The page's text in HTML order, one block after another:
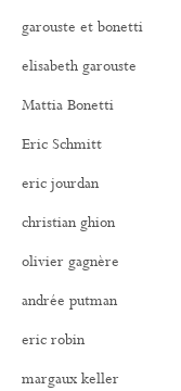
garouste et bonetti
elisabeth garouste
Mattia Bonetti
Eric Schmitt
eric jourdan
christian ghion
olivier gagnère
andrée putman
eric robin
margaux keller